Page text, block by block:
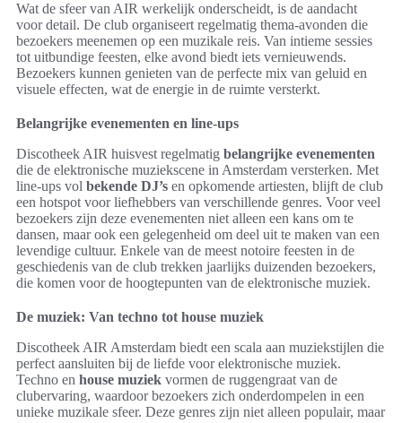
Wat de sfeer van AIR werkelijk onderscheidt, is de aandacht
voor detail. De club organiseert regelmatig thema-avonden die
bezoekers meenemen op een muzikale reis. Van intieme sessies
tot uitbundige feesten, elke avond biedt iets vernieuwends.
Bezoekers kunnen genieten van de perfecte mix van geluid en
visuele effecten, wat de energie in de ruimte versterkt.
Belangrijke evenementen en line-ups
Discotheek AIR huisvest regelmatig belangrijke evenementen
die de elektronische muziekscene in Amsterdam versterken. Met
line-ups vol bekende DJ’s en opkomende artiesten, blijft de club
een hotspot voor liefhebbers van verschillende genres. Voor veel
bezoekers zijn deze evenementen niet alleen een kans om te
dansen, maar ook een gelegenheid om deel uit te maken van een
levendige cultuur. Enkele van de meest notoire feesten in de
geschiedenis van de club trekken jaarlijks duizenden bezoekers,
die komen voor de hoogtepunten van de elektronische muziek.
De muziek: Van techno tot house muziek
Discotheek AIR Amsterdam biedt een scala aan muziekstijlen die
perfect aansluiten bij de liefde voor elektronische muziek.
Techno en house muziek vormen de ruggengraat van de
clubervaring, waardoor bezoekers zich onderdompelen in een
unieke muzikale sfeer. Deze genres zijn niet alleen populair, maar